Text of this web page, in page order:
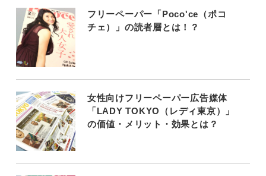
フリーペーパー「Poco'ce（ポコ
チェ）」の読者層とは！？
女性向けフリーペーパー広告媒体
「LADY TOKYO（レディ東京）」
の価値・メリット・効果とは？